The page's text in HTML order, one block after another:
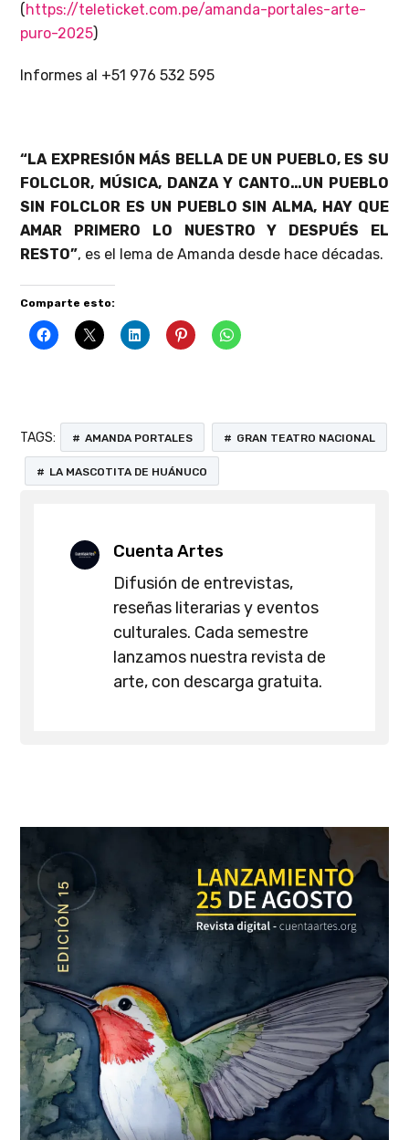
( https://teleticket.com.pe/amanda-portales-arte-
puro-2025)
Informes al +51 976 532 595
“LA EXPRESIÓN MÁS BELLA DE UN PUEBLO, ES SU
FOLCLOR, MÚSICA, DANZA Y CANTO…UN PUEBLO
SIN FOLCLOR ES UN PUEBLO SIN ALMA, HAY QUE
AMAR PRIMERO LO NUESTRO Y DESPUÉS EL
RESTO”, es el lema de Amanda desde hace décadas.
Comparte esto:
TAGS: AMANDA PORTALES GRAN TEATRO NACIONAL
LA MASCOTITA DE HUÁNUCO
Cuenta Artes
Difusión de entrevistas,
reseñas literarias y eventos
culturales. Cada semestre
lanzamos nuestra revista de
arte, con descarga gratuita.